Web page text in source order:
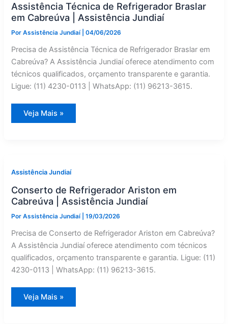
Assistência Técnica de Refrigerador Braslar
em Cabreúva | Assistência Jundiaí
PorAssistência Jundiaí |04/06/2026
Precisa de Assistência Técnica de Refrigerador Braslar em
Cabreúva? A Assistência Jundiaí oferece atendimento com
técnicos qualificados, orçamento transparente e garantia.
Ligue: (11) 4230-0113 | WhatsApp: (11) 96213-3615.
Assistência
Técnica
Assistência
Jundiaí
Veja Mais »
Assistência Jundiaí
Conserto de Refrigerador Ariston em
Cabreúva | Assistência Jundiaí
PorAssistência Jundiaí |19/03/2026
Precisa de Conserto de Refrigerador Ariston em Cabreúva?
A Assistência Jundiaí oferece atendimento com técnicos
qualificados, orçamento transparente e garantia. Ligue: (11)
4230-0113 | WhatsApp: (11) 96213-3615.
Conserto
de
Veja Mais »